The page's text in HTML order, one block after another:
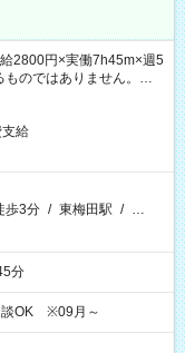
2800円×実働7h45m×週5
のではありません。※給
）
給
歩3分 / 東梅田駅 / …
分
OK ※09月～